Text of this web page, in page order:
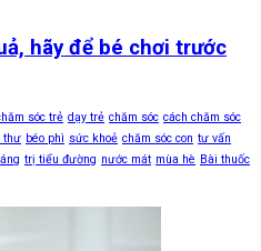
hãy để bé chơi trước
sóc trẻ dạy trẻ chăm sóc cách chăm sóc
thư béo phì sức khoẻ chăm sóc con tư vấn
trị tiểu đường nước mát mùa hè Bài thuốc